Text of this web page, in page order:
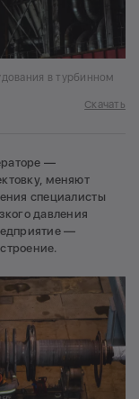
в турбинном
Скачать
—
меняют
специалисты
давления
—